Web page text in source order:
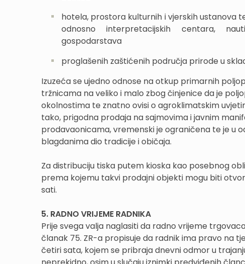
hotela, prostora kulturnih i vjerskih ustanova
odnosno interpretacijskih centara,
gospodarstava
proglašenih zaštićenih područja prirode u
Izuzeća se ujedno odnose na otkup primarnih
tržnicama na veliko i malo zbog činjenice da je
okolnostima te znatno ovisi o agroklimatskim
tako, prigodna prodaja na sajmovima i javnim
prodavaonicama, vremenski je ograničena te je u
blagdanima dio tradicije i običaja.
Za distribuciju tiska putem kioska kao posebnog
prema kojemu takvi prodajni objekti mogu biti
sati.
5. RADNO VRIJEME RADNIKA
Prije svega valja naglasiti da radno vrijeme
članak 75. ZR-a propisuje da radnik ima pravo na
četiri sata, kojem se pribraja dnevni odmor u